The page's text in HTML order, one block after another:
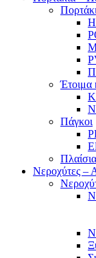
Έτοιμα
Πάγκοι
Νεροχύτες –